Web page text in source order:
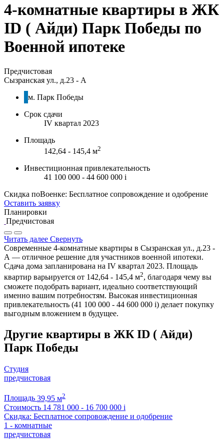
4-комнатные квартиры в ЖК
ID ( Айди) Парк Победы по
Военной ипотеке
Предчистовая
Сызранская ул., д.23 - А
м. Парк Победы
Срок сдачи
IV квартал 2023
Площадь
142,64 - 145,4 м2
Инвестиционная привлекательность
41 100 000 - 44 600 000 i
Скидка поВоенке: Бесплатное сопровождение и одобрение
Оставить заявку
Планировки
Предчистовая
Читать далее Свернуть
Современные 4-комнатные квартиры в Сызранская ул., д.23 -
А — отличное решение для участников военной ипотеки.
Сдача дома запланирована на IV квартал 2023. Площадь
квартир варьируется от 142,64 - 145,4 м2, благодаря чему вы
сможете подобрать вариант, идеально соответствующий
именно вашим потребностям. Высокая инвестиционная
привлекательность (41 100 000 - 44 600 000 i) делает покупку
выгодным вложением в будущее.
Другие квартиры в ЖК ID ( Айди)
Парк Победы
Студия
предчистовая
Площадь 39,95 м2
Стоимость 14 781 000 - 16 700 000 i
Скидка: Бесплатное сопровождение и одобрение
1 - комнатные
предчистовая